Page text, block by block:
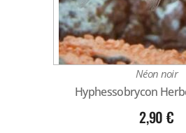
Néon noir
Hyphessobrycon
2,90€